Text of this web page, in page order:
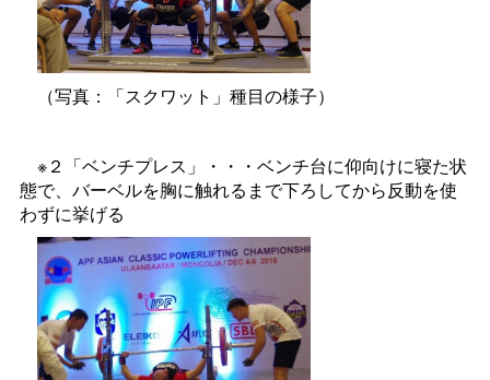
（写真：「スクワット」種目の様子）
※２「ベンチプレス」・・・ベンチ台に仰向けに寝た状
態で、バーベルを胸に触れるまで下ろしてから反動を使
わずに挙げる